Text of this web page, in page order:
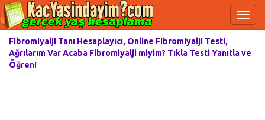
Fibromiyalji Tanı Hesaplayıcı, Online Fibromiyalji Testi,
Ağrılarım Var Acaba Fibromiyalji miyim? Tıkla Testi Yanıtla ve
Öğren!